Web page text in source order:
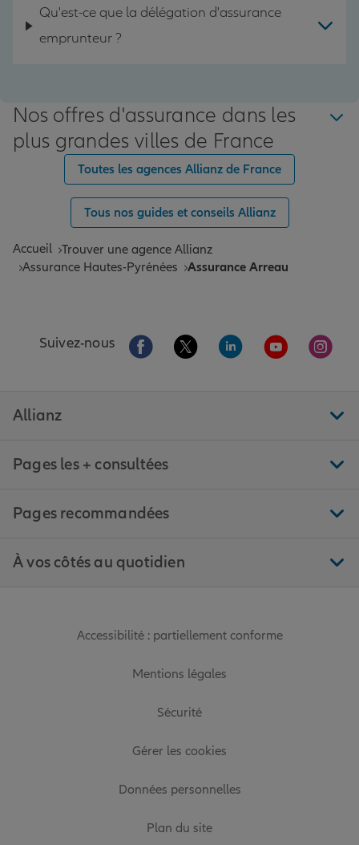
Qu'est-ce que la délégation d'assurance
emprunteur ?
Nos offres d'assurance dans les
plus grandes villes de France
Toutes les agences Allianz de France
Tous nos guides et conseils Allianz
Accueil Trouver une agence Allianz
Assurance Hautes-Pyrénées
Assurance Arreau
Suivez-nous Aller sur la page Facebook de Allianz
Aller sur la page Twitter de
Aller sur la page
Aller sur la
Aller
Allianz
Pages les + consultées
Pages recommandées
À vos côtés au quotidien
Accessibilité : partiellement conforme
Mentions légales
Sécurité
Gérer les cookies
Données personnelles
Plan du site